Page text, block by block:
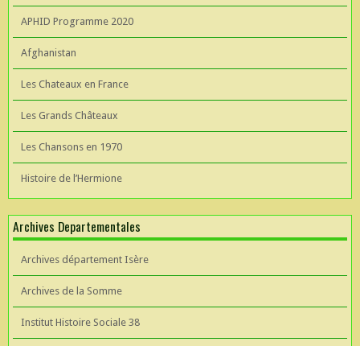
APHID Programme 2020
Afghanistan
Les Chateaux en France
Les Grands Châteaux
Les Chansons en 1970
Histoire de l’Hermione
Archives Departementales
Archives département Isère
Archives de la Somme
Institut Histoire Sociale 38